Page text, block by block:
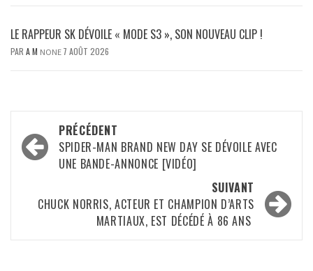
LE RAPPEUR SK DÉVOILE « MODE S3 », SON NOUVEAU CLIP !
PAR A M NONE 7 AOÛT 2026
Navigation
d’article
PRÉCÉDENT
SPIDER-MAN BRAND NEW DAY SE DÉVOILE AVEC
UNE BANDE-ANNONCE [VIDÉO]
SUIVANT
CHUCK NORRIS, ACTEUR ET CHAMPION D’ARTS
MARTIAUX, EST DÉCÉDÉ À 86 ANS